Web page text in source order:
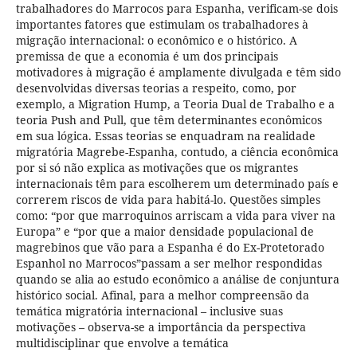
trabalhadores do Marrocos para Espanha, verificam-se dois
importantes fatores que estimulam os trabalhadores à
migração internacional: o econômico e o histórico. A
premissa de que a economia é um dos principais
motivadores à migração é amplamente divulgada e têm sido
desenvolvidas diversas teorias a respeito, como, por
exemplo, a Migration Hump, a Teoria Dual de Trabalho e a
teoria Push and Pull, que têm determinantes econômicos
em sua lógica. Essas teorias se enquadram na realidade
migratória Magrebe-Espanha, contudo, a ciência econômica
por si só não explica as motivações que os migrantes
internacionais têm para escolherem um determinado país e
correrem riscos de vida para habitá-lo. Questões simples
como: “por que marroquinos arriscam a vida para viver na
Europa” e “por que a maior densidade populacional de
magrebinos que vão para a Espanha é do Ex-Protetorado
Espanhol no Marrocos”passam a ser melhor respondidas
quando se alia ao estudo econômico a análise de conjuntura
histórico social. Afinal, para a melhor compreensão da
temática migratória internacional – inclusive suas
motivações – observa-se a importância da perspectiva
multidisciplinar que envolve a temática